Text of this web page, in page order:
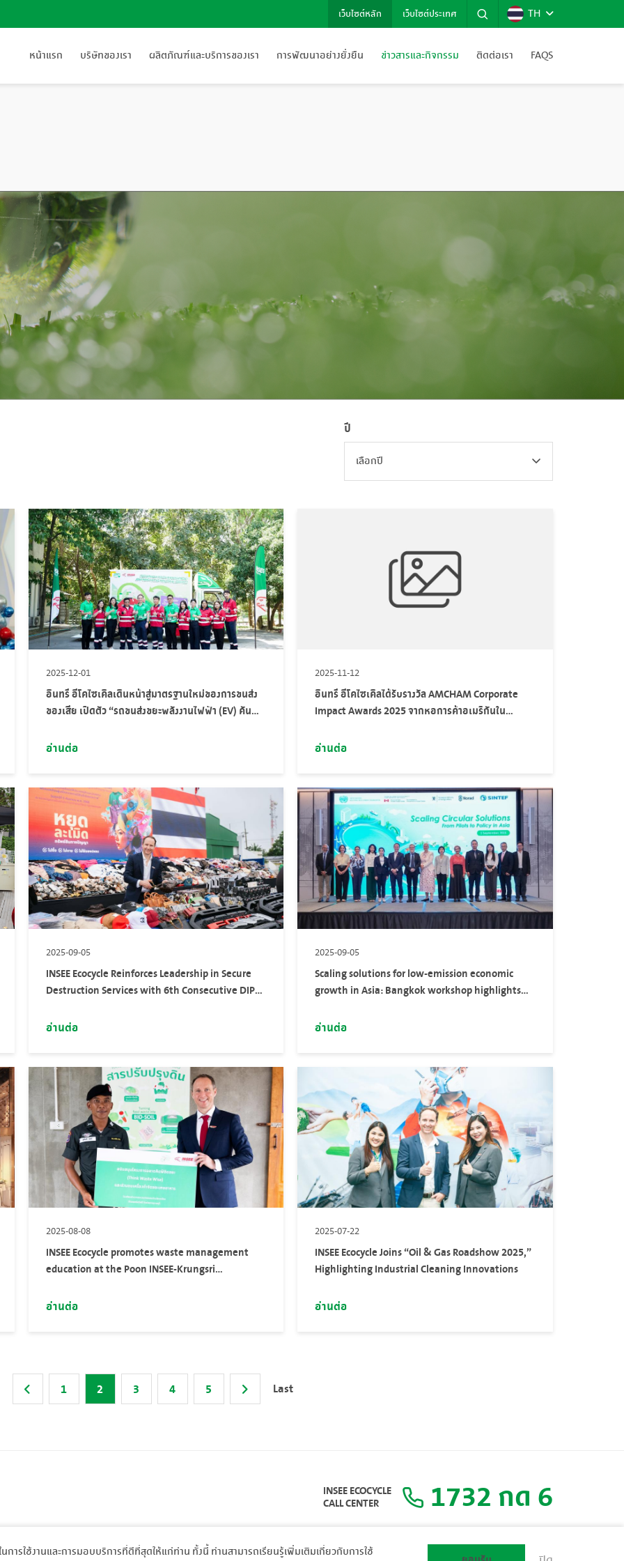
เว็บไซต์หลัก เว็บไซต์ประเทศ TH
หน้าแรก บริษัทของเรา ผลิตภัณฑ์และบริการของเรา การพัฒนาอย่างยั่งยืน ข่าวสารและกิจกรรม ติดต่อเรา FAQS
ปี
เลือกปี
2025-12-01
อินทรี อีโคไซเคิลเดินหน้าสู่มาตรฐานใหม่ของการขนส่ง
ของเสีย เปิดตัว “รถขนส่งขยะพลังงานไฟฟ้า (EV) คัน
อ่านต่อ
2025-11-12
อินทรี อีโคไซเคิลได้รับรางวัล AMCHAM Corporate
Impact Awards 2025 จากหอการค้าอเมริกันใน
อ่านต่อ
2025-09-05
INSEE Ecocycle Reinforces Leadership in Secure
Destruction Services with 6th Consecutive DIP
อ่านต่อ
2025-09-05
Scaling solutions for low-emission economic
growth in Asia: Bangkok workshop highlights
emissions
อ่านต่อ
2025-08-08
INSEE Ecocycle promotes waste management
education at the Poon INSEE-Krungsri
Kriang) on the occasion of the school
อ่านต่อ
2025-07-22
INSEE Ecocycle Joins “Oil & Gas Roadshow 2025,”
Highlighting Industrial Cleaning Innovations
อ่านต่อ
1 2 3 4 5 Last
INSEE ECOCYCLE
CALL CENTER 1732 กด 6
ารใช้งานและการมอบบริการที่ดีที่สุดให้แก่ท่าน ทั้งนี้ ท่านสามารถเรียนรู้เพิ่มเติมเกี่ยวกับการใช้